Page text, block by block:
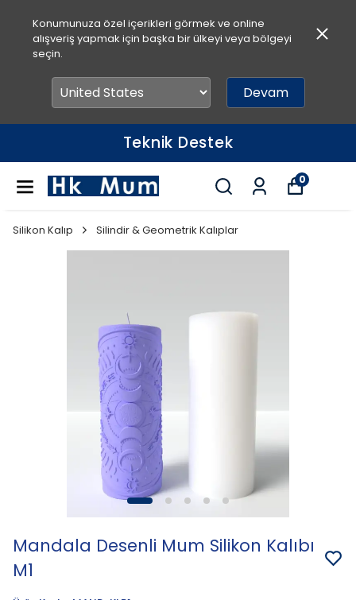
Konumunuza özel içerikleri görmek ve online
alışveriş yapmak için başka bir ülkeyi veya bölgeyi
seçin.
Devam
Teknik Destek
0
Silikon Kalıp Silindir & Geometrik Kalıplar
Mandala Desenli Mum Silikon Kalıbı
M1